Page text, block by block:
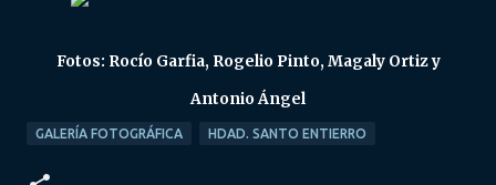
Fotos: Rocío Garfia, Rogelio Pinto, Magaly Ortiz y
Antonio Ángel
GALERÍA FOTOGRÁFICA HDAD. SANTO ENTIERRO